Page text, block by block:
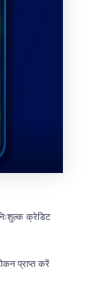
क्रेडिट
प्राप्त करें